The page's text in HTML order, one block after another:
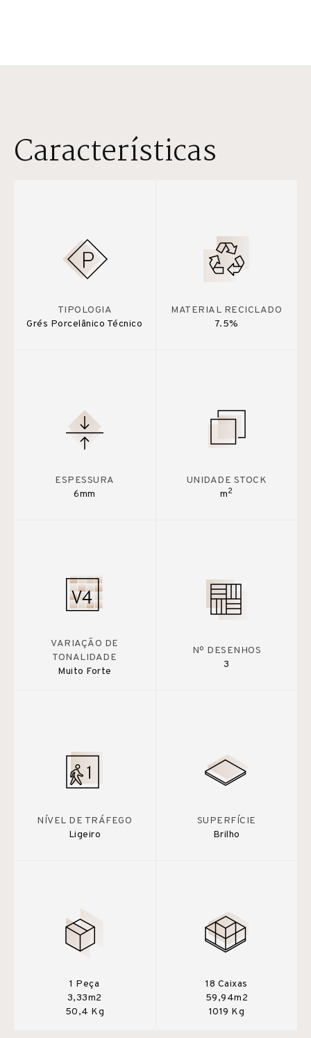
Características
TIPOLOGIA
Grés Porcelânico Técnico
MATERIAL RECICLADO
7.5%
ESPESSURA
6mm
UNIDADE STOCK
m2
VARIAÇÃO DE
TONALIDADE
Muito Forte
Nº DESENHOS
3
NÍVEL DE TRÁFEGO
Ligeiro
SUPERFÍCIE
Brilho
1 Peça
3,33m2
50,4 Kg
18 Caixas
59,94m2
1019 Kg